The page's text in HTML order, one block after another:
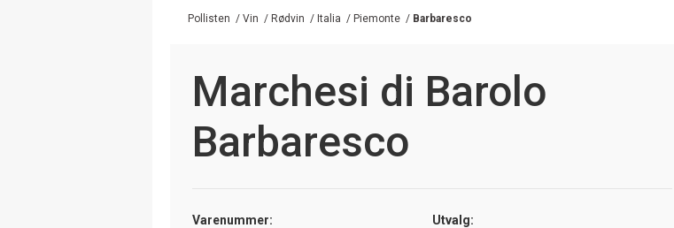
Pollisten / Vin / Rødvin / Italia / Piemonte / Barbaresco
Marchesi di Barolo
Barbaresco
Varenummer:
Utvalg: